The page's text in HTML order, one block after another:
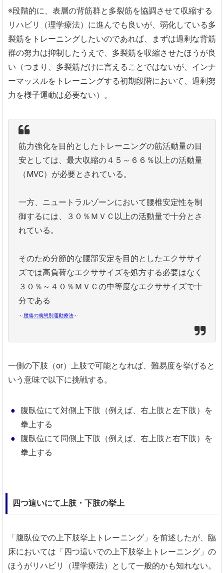
※段階的に、表層の背筋群と多裂筋を協調させて収縮する
リハビリ（理学療法）に進んでも良いが、弱化している多
裂筋をトレーニングしたいのであれば、まずは過剰な背筋
群の努力は抑制したうえで、多裂筋を収縮させたほうが良
い（つまり、多裂筋だけに言えることではないが、インナ
ーマッスルをトレーニングする初期段階において、過剰努
力を様子運動は必要ない）。
筋力強化を目的としたトレーニングの筋活動量の目
安としては、最大収縮の４５～６６％以上の活動量
（MVC）が必要とされている。
一方、ニュートラルゾーンにおいて腰椎安定性を制
御するには、３０％ＭＶＣ以上の活動量で十分とさ
れている。
そのため分節的な腰部安定を目的としたエクササイ
ズでは高負荷なエクササイズを処方する必要はなく
３０％～４０％ＭＶＣの中等度なエクササイズで十
分である
～腰痛の病態別運動療法～
一側の下肢（or）上肢で可能となれば、難易度を挙げると
いう意味で以下に挑戦する。
腹臥位にて対側上下肢（例えば、右上肢と左下肢）を
拳上する
腹臥位にて同側上下肢（例えば、右上肢と右下肢）を
拳上する
四つ這いにて上肢・下肢の挙上
「腹臥位での上下肢挙上トレーニング」を前述したが、臨
床においては「四つ這いでの上下肢挙上トレーニング」の
ほうがリハビリ（理学療法）として一般的かも知れない。